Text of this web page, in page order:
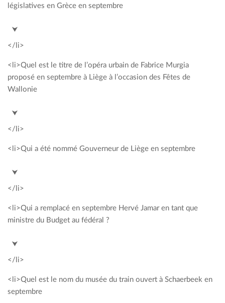
législatives en Grèce en septembre
<span style= »color: #00a2c3; »>Syriza</span>
⮟
</li>
<li>Quel est le titre de l’opéra urbain de Fabrice Murgia
proposé en septembre à Liège à l’occasion des Fêtes de
Wallonie
<span style= »color: #00a2c3; »>Karbon Kabaret</span>
⮟
</li>
<li>Qui a été nommé Gouverneur de Liège en septembre
<span style= »color: #00a2c3; »>Hervé Jamar</span>
⮟
</li>
<li>Qui a remplacé en septembre Hervé Jamar en tant que
ministre du Budget au fédéral ?
<span style= »color: #00a2c3; »>Sophie Wilmès</span>
⮟
</li>
<li>Quel est le nom du musée du train ouvert à Schaerbeek en
septembre